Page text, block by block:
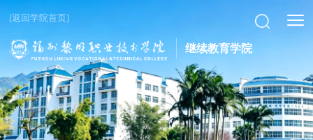
[返回学院首页]
继续教育学院